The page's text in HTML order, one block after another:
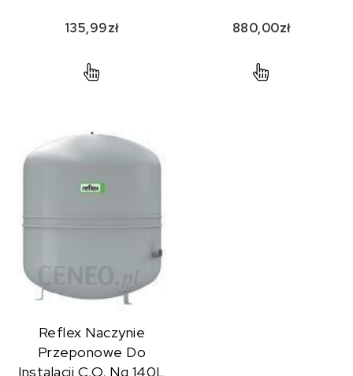
135,99zł 880,00zł
Reflex Naczynie
Przeponowe Do
Instalacji C.O. Ng 140L